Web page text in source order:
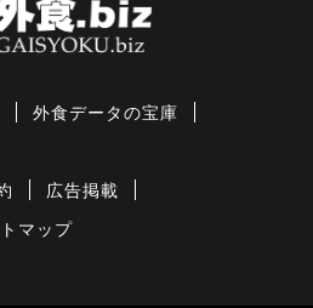
外食データの宝庫
広告掲載
マップ